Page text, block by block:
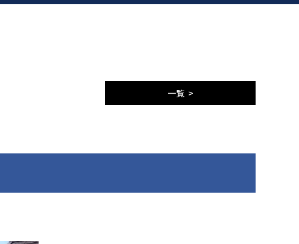
一覧 >